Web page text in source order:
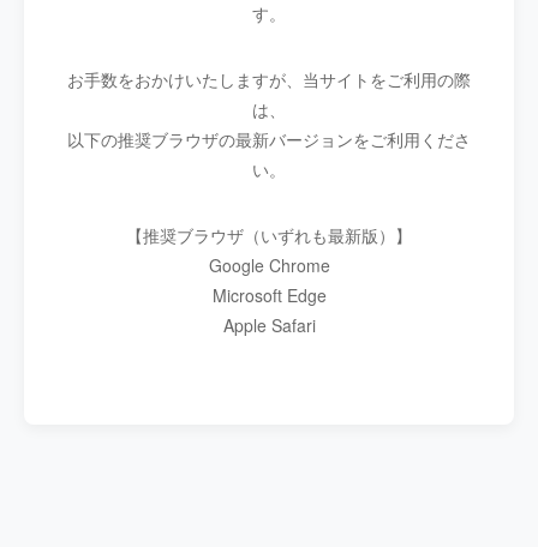
す。
お手数をおかけいたしますが、当サイトをご利用の際
は、
以下の推奨ブラウザの最新バージョンをご利用くださ
い。
【推奨ブラウザ（いずれも最新版）】
Google Chrome
Microsoft Edge
Apple Safari